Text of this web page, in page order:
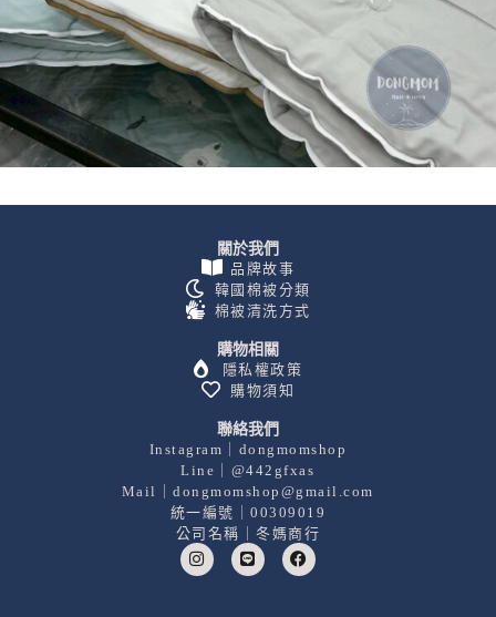
關於我們
品牌故事
韓國棉被分類
棉被清洗方式
購物相關
隱私權政策
購物須知
聯絡我們
Instagram｜dongmomshop
Line｜@442gfxas
Mail｜dongmomshop@gmail.com
統一編號｜00309019
公司名稱｜冬媽商行